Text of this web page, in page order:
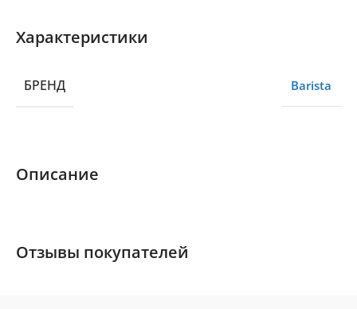
Описание
Характеристики
БРЕНД Barista
Отзывы покупателей